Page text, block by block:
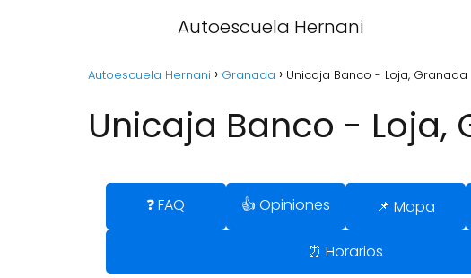
Autoescuela Hernani
Autoescuela Hernani Granada Unicaja Banco - Loja, Granada
Unicaja Banco - Loja,
❓ FAQ 👍 Opiniones 📌 Mapa
⏰ Horarios